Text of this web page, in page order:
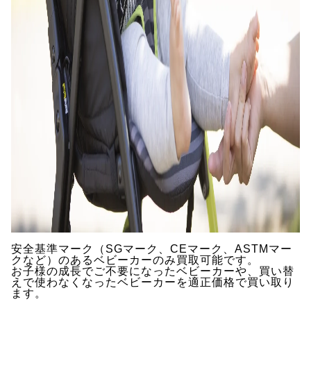
安全基準マーク（SGマーク、CEマーク、ASTMマー
クなど）のあるベビーカーのみ買取可能です。
お子様の成長でご不要になったベビーカーや、買い替
えで使わなくなったベビーカーを適正価格で買い取り
ます。